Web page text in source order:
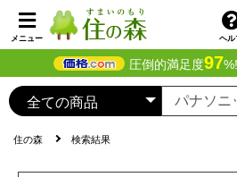
メニュー ヘル
圧倒的満足度97
住の森 検索結果